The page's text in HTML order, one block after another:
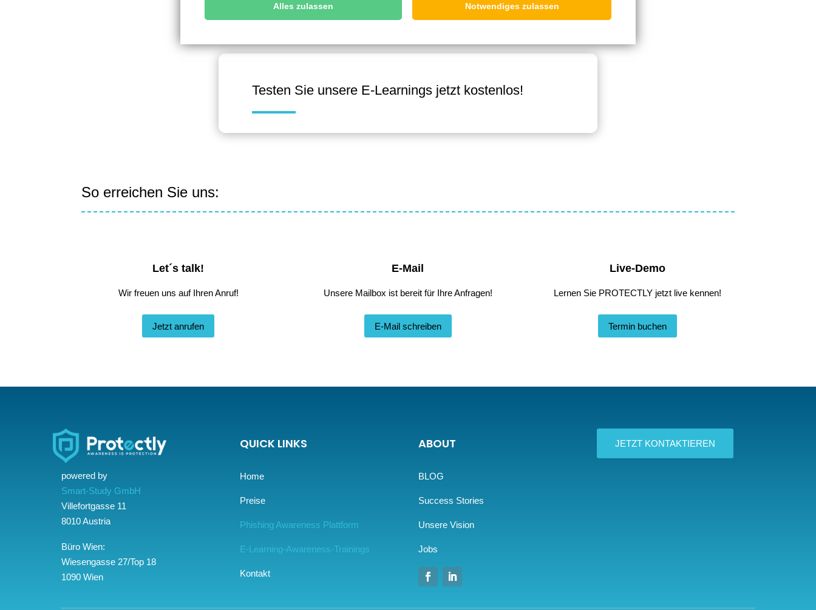
Alles zulassen Notwendiges zulassen
Testen Sie unsere E-Learnings jetzt kostenlos!
So erreichen Sie uns:
Let´s talk!
Wir freuen uns auf Ihren Anruf!
Jetzt anrufen
E-Mail
Unsere Mailbox ist bereit für Ihre Anfragen!
E-Mail schreiben
Live-Demo
Lernen Sie PROTECTLY jetzt live kennen!
Termin buchen
powered by
Smart-Study GmbH
Villefortgasse 11
8010 Austria
Büro Wien:
Wiesengasse 27/Top 18
1090 Wien
QUICK LINKS
Home
Preise
Phishing Awareness Plattform
E-Learning-Awareness-Trainings
Kontakt
ABOUT
BLOG
Success Stories
Unsere Vision
Jobs
JETZT KONTAKTIEREN